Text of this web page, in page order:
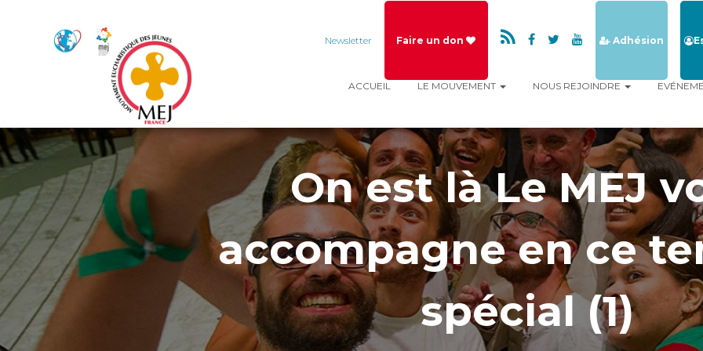
Newsletter Faire un don Adhésion
ACCUEIL LE MOUVEMENT NOUS REJOINDRE
On est là Le MEJ
accompagne en ce
spécial (1)